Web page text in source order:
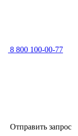
8 800 100-00-77
Отправить запрос